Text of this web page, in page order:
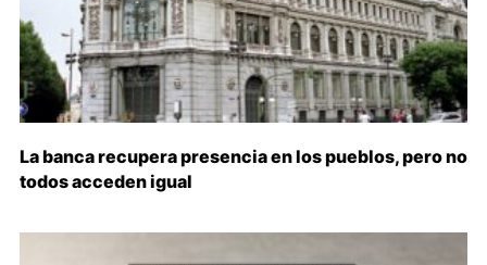
La banca recupera presencia en los pueblos, pero no
todos acceden igual